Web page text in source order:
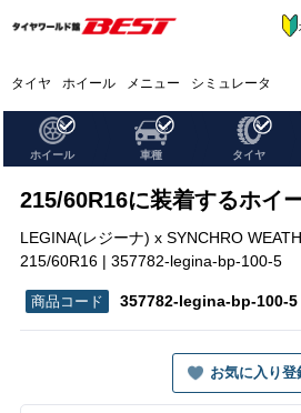
タイヤ ホイール メニュー シミュレータ
ホイール 車種 タイヤ
215/60R16に装着するホイ
LEGINA(レジーナ) x SYNCHRO
215/60R16 | 357782-legina-bp-100-5
357782-legina-bp-100-5
お気に入り登